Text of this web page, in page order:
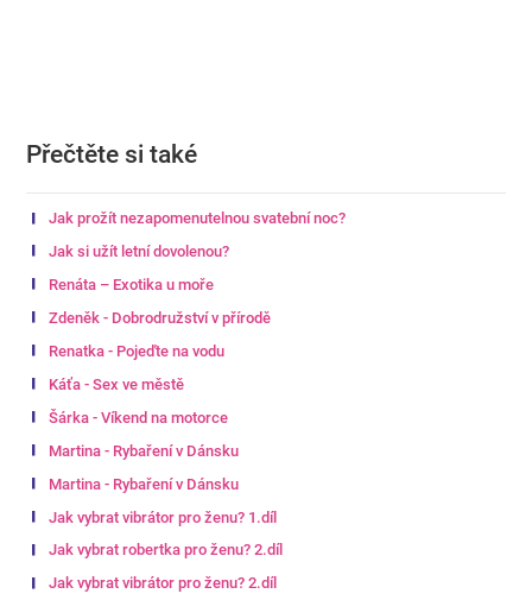
Přečtěte si také
Jak prožít nezapomenutelnou svatební noc?
Jak si užít letní dovolenou?
Renáta – Exotika u moře
Zdeněk - Dobrodružství v přírodě
Renatka - Pojeďte na vodu
Káťa - Sex ve městě
Šárka - Víkend na motorce
Martina - Rybaření v Dánsku
Martina - Rybaření v Dánsku
Jak vybrat vibrátor pro ženu? 1.díl
Jak vybrat robertka pro ženu? 2.díl
Jak vybrat vibrátor pro ženu? 2.díl